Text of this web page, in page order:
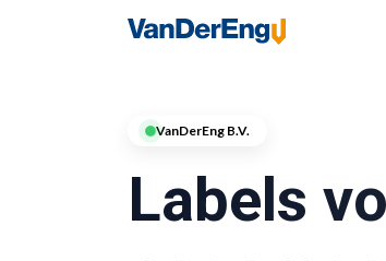
VanDerEng B.V.
Labels